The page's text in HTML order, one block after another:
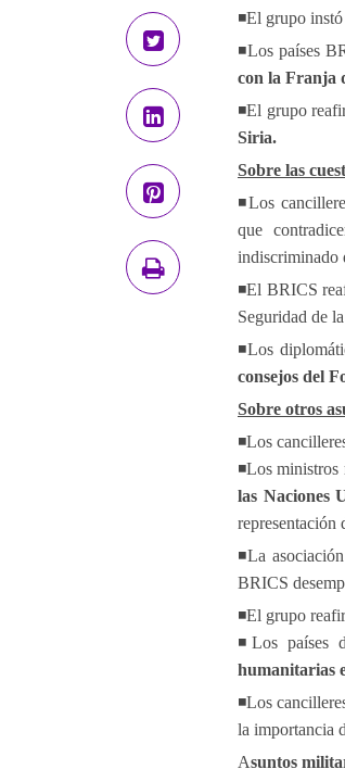
◾️El grupo instó
◾️Los países
con la Franja
◾️El grupo
Siria.
Sobre las
◾️Los
que
indiscriminado
◾️El BRICS
Seguridad de
◾️Los
consejos del
Sobre otros
◾️Los
◾️Los
las Naciones
representación
◾️La
BRICS
◾️El grupo
◾️Los países
humanitarias
◾️Los
la importancia
Asuntos